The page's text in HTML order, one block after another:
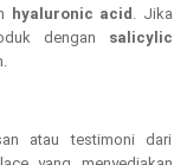
hyaluronic acid . Jika
dengan salicylic
atau testimoni dari